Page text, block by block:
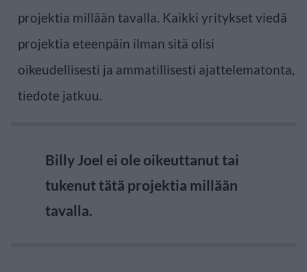
projektia millään tavalla. Kaikki yritykset viedä
projektia eteenpäin ilman sitä olisi
oikeudellisesti ja ammatillisesti ajattelematonta,
tiedote jatkuu.
Billy Joel ei ole oikeuttanut tai
tukenut tätä projektia millään
tavalla.